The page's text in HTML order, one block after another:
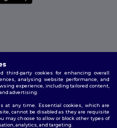
party cookies for enhancing overall
analysing website performance, and
experience, including tailored content,
advertising.
at any time. Essential cookies, which are
cannot be disabled as they are requisite
may choose to allow or block other types of
analytics, and targeting.